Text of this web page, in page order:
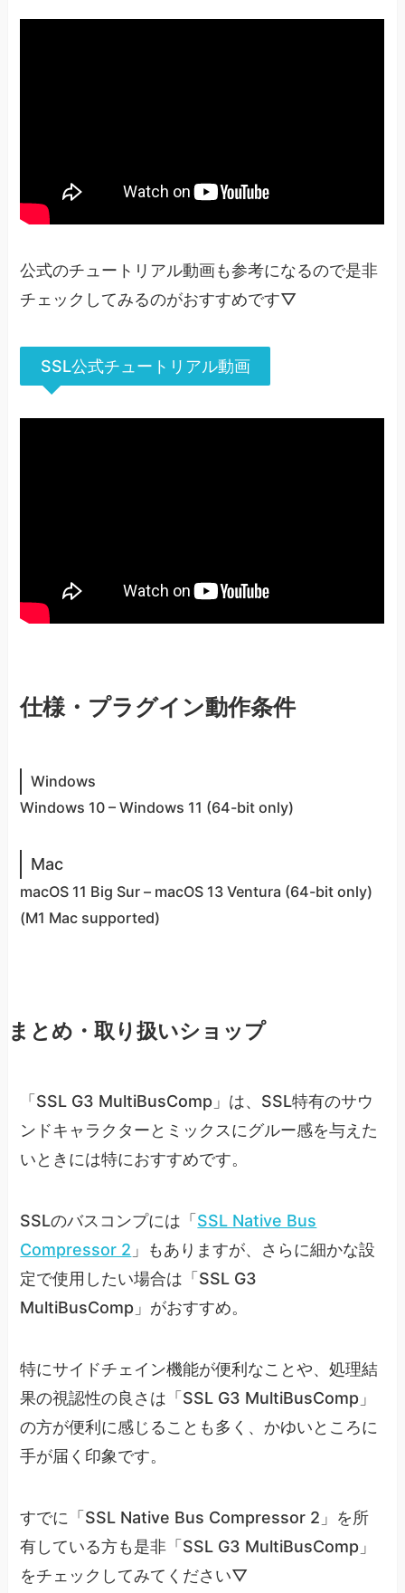
公式のチュートリアル動画も参考になるので是非
チェックしてみるのがおすすめです▽
SSL公式チュートリアル動画
仕様・プラグイン動作条件
Windows
Windows 10 – Windows 11 (64-bit only)
Mac
macOS 11 Big Sur – macOS 13 Ventura (64-bit only)
(M1 Mac supported)
まとめ・取り扱いショップ
「SSL G3 MultiBusComp」は、SSL特有のサウ
ンドキャラクターとミックスにグルー感を与えた
いときには特におすすめです。
SSLのバスコンプには「 SSL Native Bus
Compressor 2 」もありますが、さらに細かな設
定で使用したい場合は「SSL G3
MultiBusComp」がおすすめ。
特にサイドチェイン機能が便利なことや、処理結
果の視認性の良さは「SSL G3 MultiBusComp」
の方が便利に感じることも多く、かゆいところに
手が届く印象です。
すでに「SSL Native Bus Compressor 2」を所
有している方も是非「SSL G3 MultiBusComp」
をチェックしてみてください▽